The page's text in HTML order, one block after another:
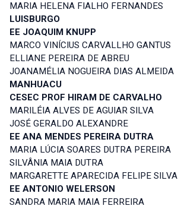
MARIA HELENA FIALHO FERNANDES
LUISBURGO
EE JOAQUIM KNUPP
MARCO VINÍCIUS CARVALLHO GANTUS
ELLIANE PEREIRA DE ABREU
JOANAMÉLIA NOGUEIRA DIAS ALMEIDA
MANHUACU
CESEC PROF HIRAM DE CARVALHO
MARILÉIA ALVES DE AGUIAR SILVA
JOSÉ GERALDO ALEXANDRE
EE ANA MENDES PEREIRA DUTRA
MARIA LÚCIA SOARES DUTRA PEREIRA
SILVÂNIA MAIA DUTRA
MARGARETTE APARECIDA FELIPE SILVA
EE ANTONIO WELERSON
SANDRA MARIA MAIA FERREIRA